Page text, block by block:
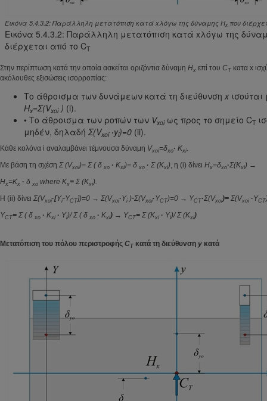
Εικόνα 5.4.3.2: Παράλληλη μετατόπιση κατά xλόγω της δύναμης Hx που
Εικόνα 5.4.3.2: Παράλληλη μετατόπιση κατά xλόγω της
διέρχεται από το CT
Στην περίπτωση κατά την οποία ασκείται οριζόντια δύναμη Hx επί του CT κατα x
ακόλουθες εξισώσεις ισορροπίας:
Το άθροισμα των δυνάμεων κατά τη διεύθυνση x
Hx=Σ(Vxoi ) (i).
• Το άθροισμα των ροπών των Vxoiως προς το σημείο CT
μηδέν, δηλαδή Σ(Vxoi ·yi)=0 (ii).
Κάθε κολόνα i αναλαμβάνει τέμνουσα δύναμη Vxoi=δxo· Kxi.
Με βάση τη σχέση Σ (Vxoi)= Σ ( δ xo · Kxi)= δ xo · Σ (Kxi), η (i) δίνει Hx=δxo·Σ(Kxi) →
Hx=Kx · δ xo where Kx= Σ (Kxi).
Η (ii) δίνει Σ(Vxoi·[Yi-YCT])=0 → Σ(Vxoi·Yi )-Σ(Vxoi·YCT)=0 → YCT·Σ(Vxoi)= Σ(Vxoi ·YCT
YCT= Σ ( δ xo · Kxi · Yi)/ Σ ( δ xo · Kxi) → YCT= Σ (Kxi · Yi)/ Σ (Kxi)
Μετατόπιση του πόλου περιστροφής CT κατά τη διεύθυνση y κατά